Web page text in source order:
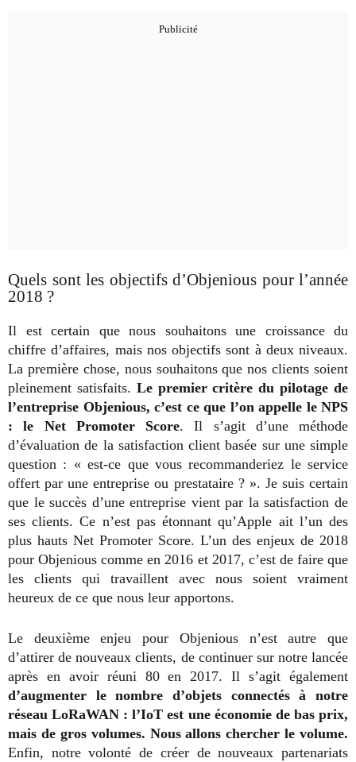
Quels sont les objectifs d’Objenious pour l’année
2018 ?
Il est certain que nous souhaitons une croissance du
chiffre d’affaires, mais nos objectifs sont à deux niveaux.
La première chose, nous souhaitons que nos clients soient
pleinement satisfaits. Le premier critère du pilotage de
l’entreprise Objenious, c’est ce que l’on appelle le NPS
: le Net Promoter Score. Il s’agit d’une méthode
d’évaluation de la satisfaction client basée sur une simple
question : « est-ce que vous recommanderiez le service
offert par une entreprise ou prestataire ? ». Je suis certain
que le succès d’une entreprise vient par la satisfaction de
ses clients. Ce n’est pas étonnant qu’Apple ait l’un des
plus hauts Net Promoter Score. L’un des enjeux de 2018
pour Objenious comme en 2016 et 2017, c’est de faire que
les clients qui travaillent avec nous soient vraiment
heureux de ce que nous leur apportons.
Le deuxième enjeu pour Objenious n’est autre que
d’attirer de nouveaux clients, de continuer sur notre lancée
après en avoir réuni 80 en 2017. Il s’agit également
d’augmenter le nombre d’objets connectés à notre
réseau LoRaWAN : l’IoT est une économie de bas prix,
mais de gros volumes. Nous allons chercher le volume.
Enfin, notre volonté de créer de nouveaux partenariats